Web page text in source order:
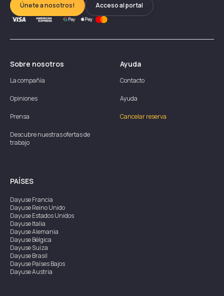
Únete a nosotros! Acceso al portal
Sobre nosotros
La compañía
Opiniones
Prensa
Descubre nuestras ofertas de
trabajo
Ayuda
Contacto
Ayuda
Cancelar reserva
PAÍSES
DayuseFrancia
DayuseReino Unido
DayuseEstados Unidos
DayuseItalia
DayuseAlemania
DayuseBélgica
DayuseSuiza
DayuseBrasil
DayusePaíses Bajos
DayuseAustria